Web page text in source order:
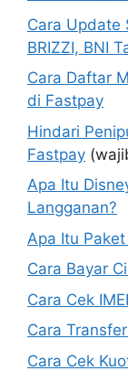
Cara Update
BRIZZI, BNI
Cara Daftar
di Fastpay
Hindari
Fastpay
Apa Itu
Langganan?
Apa Itu
Cara Bayar
Cara Cek
Cara
Cara Cek